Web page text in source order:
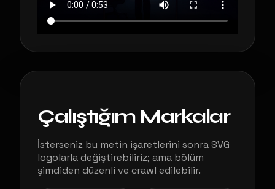
Çalıştığım Markalar
İsterseniz bu metin işaretlerini sonra SVG
logolarla değiştirebiliriz; ama bölüm
şimdiden düzenli ve crawl edilebilir.